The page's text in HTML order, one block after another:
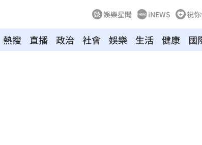
娛樂星聞 iNEWS 祝
熱搜 直播 政治 社會 娛樂 生活 健康 國